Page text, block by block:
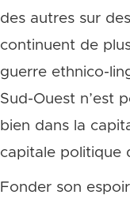
des autres sur
continuent de
guerre ethnico-
Sud-Ouest n’est
bien dans la
capitale politique
Fonder son